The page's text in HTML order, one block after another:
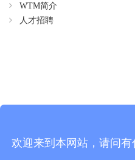
WTM简介
人才招聘
周一至周五
欢迎来到本网站，请问有